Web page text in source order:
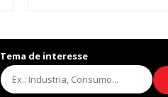
Tema de interesse